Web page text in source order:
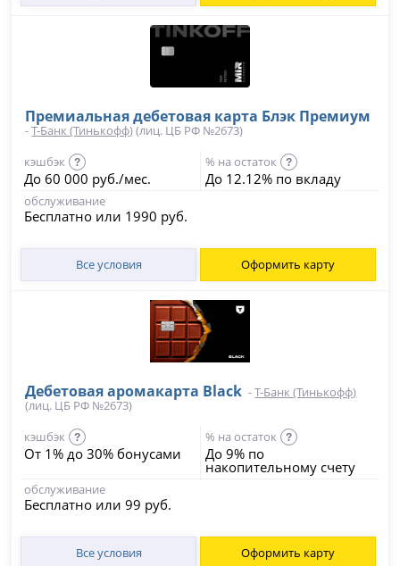
Премиальная дебетовая карта Блэк Премиум
-Т-Банк (Тинькофф)(лиц. ЦБ РФ №2673)
кэшбэк
?
До 60 000 руб./мес.
% на остаток ?
До 12.12% по вкладу
обслуживание
Бесплатно или 1990 руб.
Все условия Оформить карту
Дебетовая аромакарта Black -Т-Банк (Тинькофф)
(лиц. ЦБ РФ №2673)
кэшбэк
?
От 1% до 30% бонусами
% на остаток ?
До 9% по
накопительному счету
обслуживание
Бесплатно или 99 руб.
Все условия Оформить карту